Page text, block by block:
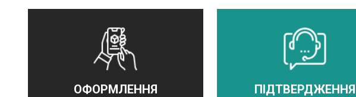
ОФОРМЛЕННЯ
ПІДТВЕРДЖЕННЯ